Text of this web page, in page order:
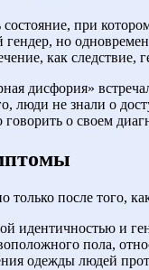
при
гендер, но
как следствие,
дисфория»
люди не знали о
говорить о своем
только после того,
идентичностью и
пола,
одежды людей